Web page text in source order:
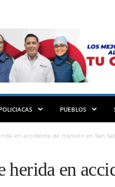
POLICIACAS PUEBLOS
en accidente de tránsito en San
herida en